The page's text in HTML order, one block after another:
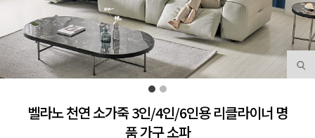
벨라노 천연 소가죽 3인/4인/6인용 리클라이너 명
품 가구 소파